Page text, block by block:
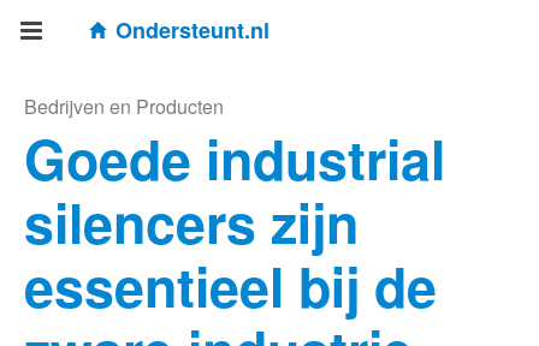
Ondersteunt.nl
Bedrijven en Producten
Goede industrial
silencers zijn
essentieel bij de